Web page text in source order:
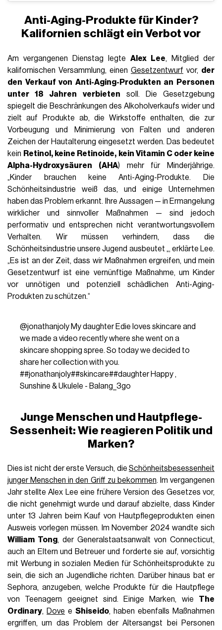
Anti-Aging-Produkte für Kinder?
Kalifornien schlägt ein Verbot vor
Am vergangenen Dienstag legte Alex Lee, Mitglied der
kalifornischen Versammlung, einen Gesetzentwurf vor, der
den Verkauf von Anti-Aging-Produkten an Personen
unter 18 Jahren verbieten soll. Die Gesetzgebung
spiegelt die Beschränkungen des Alkoholverkaufs wider und
zielt auf Produkte ab, die Wirkstoffe enthalten, die zur
Vorbeugung und Minimierung von Falten und anderen
Zeichen der Hautalterung eingesetzt werden. Das bedeutet
kein Retinol, keine Retinoide, kein Vitamin C oder keine
Alpha-Hydroxysäuren (AHA) mehr für Minderjährige.
„Kinder brauchen keine Anti-Aging-Produkte. Die
Schönheitsindustrie weiß das, und einige Unternehmen
haben das Problem erkannt. Ihre Aussagen — in Ermangelung
wirklicher und sinnvoller Maßnahmen — sind jedoch
performativ und entsprechen nicht verantwortungsvollem
Verhalten. Wir müssen verhindern, dass die
Schönheitsindustrie unsere Jugend ausbeutet „, erklärte Lee.
„Es ist an der Zeit, dass wir Maßnahmen ergreifen, und mein
Gesetzentwurf ist eine vernünftige Maßnahme, um Kinder
vor unnötigen und potenziell schädlichen Anti-Aging-
Produkten zu schützen.“
@jonathanjolyMy daughter Edie loves skincare and
we made a video recently where she went on a
skincare shopping spree. So today we decided to
share her collection with you.
##jonathanjoly##skincare##daughter Happy ,
Sunshine & Ukulele - Balang_3go
Junge Menschen und Hautpflege-
Sessenheit: Wie reagieren Politik und
Marken?
Dies ist nicht der erste Versuch, die Schönheitsbesessenheit
junger Menschen in den Griff zu bekommen. Im vergangenen
Jahr stellte Alex Lee eine frühere Version des Gesetzes vor,
die nicht genehmigt wurde und darauf abzielte, dass Kinder
unter 13 Jahren beim Kauf von Hautpflegeprodukten einen
Ausweis vorlegen müssen. Im November 2024 wandte sich
William Tong, der Generalstaatsanwalt von Connecticut,
auch an Eltern und Betreuer und forderte sie auf, vorsichtig
mit Werbung in sozialen Medien für Schönheitsprodukte zu
sein, die sich an Jugendliche richten. Darüber hinaus bat er
Sephora, anzugeben, welche Produkte für die Hautpflege
von Teenagern geeignet sind. Einige Marken, wie The
Ordinary, Dove eShiseido, haben ebenfalls Maßnahmen
ergriffen, um das Problem der Altersangst bei Personen